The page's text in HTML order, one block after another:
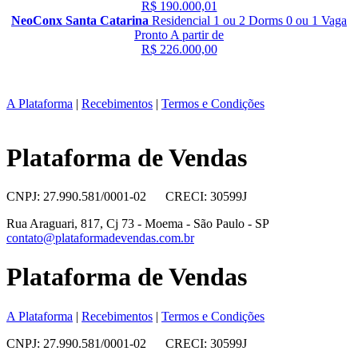
R$ 190.000,01
NeoConx Santa Catarina Residencial 1 ou 2 Dorms 0 ou 1 Vaga
Pronto A partir de
R$ 226.000,00
A Plataforma | Recebimentos | Termos e Condições
Plataforma de Vendas
CNPJ: 27.990.581/0001-02 CRECI: 30599J
Rua Araguari, 817, Cj 73 - Moema - São Paulo - SP
contato@plataformadevendas.com.br
Plataforma de Vendas
A Plataforma | Recebimentos | Termos e Condições
CNPJ: 27.990.581/0001-02 CRECI: 30599J